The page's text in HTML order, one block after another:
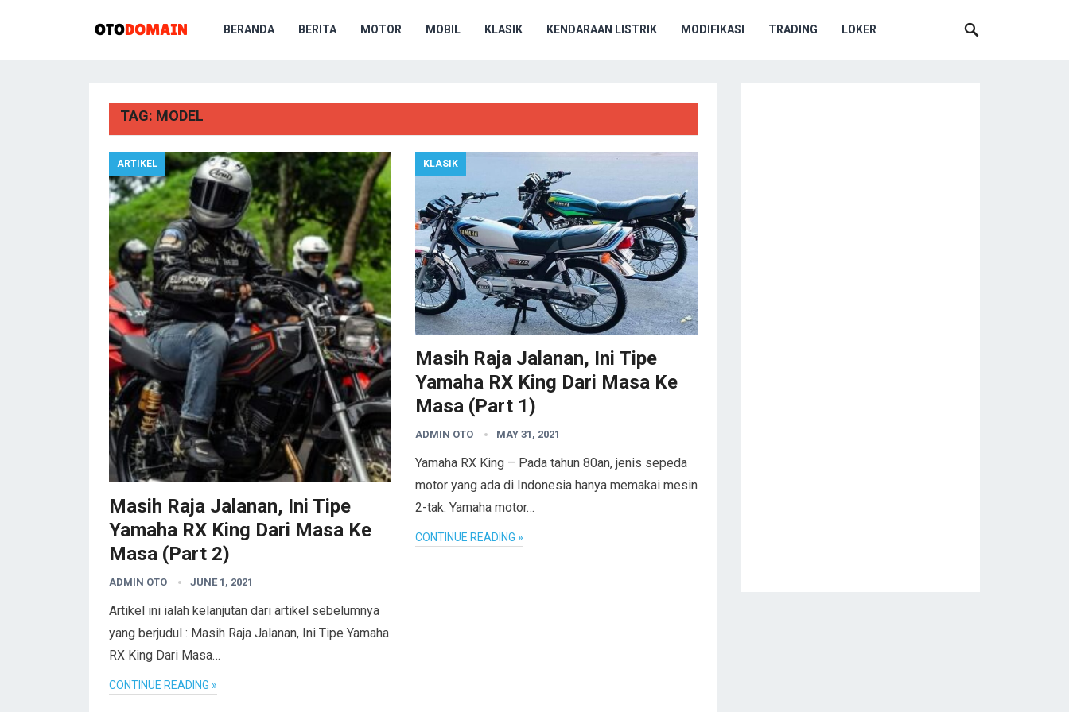
BERANDA BERITA MOTOR MOBIL KLASIK KENDARAAN LISTRIK MODIFIKASI TRADING LOKER
TAG: MODEL
ARTIKEL
Masih Raja Jalanan, Ini Tipe
Yamaha RX King Dari Masa Ke
Masa (Part 2)
ADMIN OTO JUNE 1, 2021
Artikel ini ialah kelanjutan dari artikel sebelumnya
yang berjudul : Masih Raja Jalanan, Ini Tipe Yamaha
RX King Dari Masa…
CONTINUE READING »
KLASIK
Masih Raja Jalanan, Ini Tipe
Yamaha RX King Dari Masa Ke
Masa (Part 1)
ADMIN OTO MAY 31, 2021
Yamaha RX King – Pada tahun 80an, jenis sepeda
motor yang ada di Indonesia hanya memakai mesin
2-tak. Yamaha motor…
CONTINUE READING »